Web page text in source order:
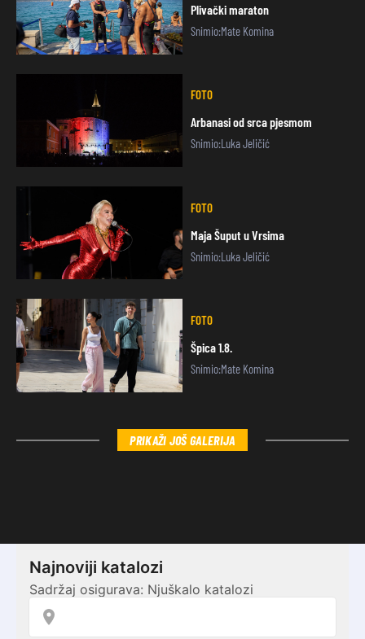
Plivački maraton
Snimio:Mate Komina
FOTO
Arbanasi od srca pjesmom
Snimio:Luka Jeličić
FOTO
Maja Šuput u Vrsima
Snimio:Luka Jeličić
FOTO
Špica 1.8.
Snimio:Mate Komina
PRIKAŽI JOŠ GALERIJA